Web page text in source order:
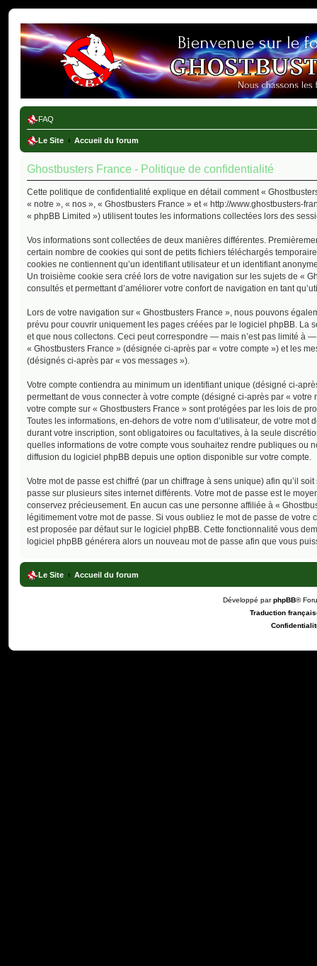
Ghostbusters France
FAQ
Le Site Accueil du forum
Ghostbusters France - Politique de confidentialité
Cette politique de confidentialité explique en détail comment «
« notre », « nos », « Ghostbusters France » et « http://www.ghostbusters-
« phpBB Limited ») utilisent toutes les informations collectées lors des
Vos informations sont collectées de deux manières différentes.
certain nombre de cookies qui sont de petits fichiers téléchargés
cookies ne contiennent qu’un identifiant utilisateur et un identifiant
Un troisième cookie sera créé lors de votre navigation sur les sujets de «
consultés et permettant d’améliorer votre confort de navigation en tant
Lors de votre navigation sur « Ghostbusters France », nous pouvons
prévu pour couvrir uniquement les pages créées par le logiciel phpBB. La
et que nous collectons. Ceci peut correspondre — mais n’est pas limité à
« Ghostbusters France » (désignée ci-après par « votre compte ») et les
(désignés ci-après par « vos messages »).
Votre compte contiendra au minimum un identifiant unique (désigné ci-
permettant de vous connecter à votre compte (désigné ci-après par «
votre compte sur « Ghostbusters France » sont protégées par les lois de
Toutes les informations, en-dehors de votre nom d’utilisateur, de votre
durant votre inscription, sont obligatoires ou facultatives, à la seule
quelles informations de votre compte vous souhaitez rendre publiques ou
diffusion du logiciel phpBB depuis une option disponible sur votre compte.
Votre mot de passe est chiffré (par un chiffrage à sens unique) afin qu’il
passe sur plusieurs sites internet différents. Votre mot de passe est le
conservez précieusement. En aucun cas une personne affiliée à «
légitimement votre mot de passe. Si vous oubliez le mot de passe de
est proposée par défaut sur le logiciel phpBB. Cette fonctionnalité vous
logiciel phpBB générera alors un nouveau mot de passe afin que vous
Le Site Accueil du forum
Développé parphpBB®
Traduction